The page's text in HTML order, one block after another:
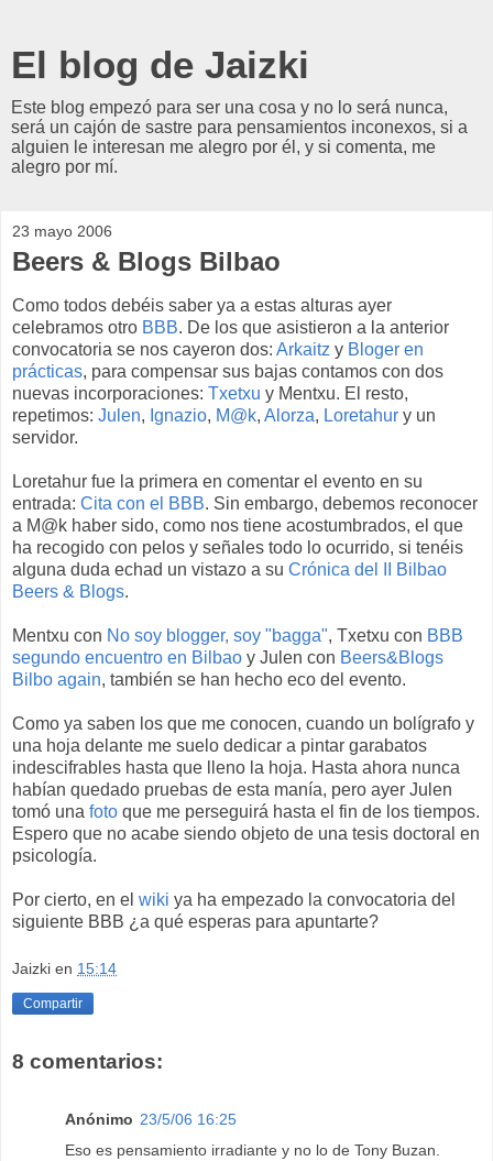
El blog de Jaizki
Este blog empezó para ser una cosa y no lo será nunca,
será un cajón de sastre para pensamientos inconexos, si a
alguien le interesan me alegro por él, y si comenta, me
alegro por mí.
23 mayo 2006
Beers & Blogs Bilbao
Como todos debéis saber ya a estas alturas ayer
celebramos otro BBB. De los que asistieron a la anterior
convocatoria se nos cayeron dos: Arkaitz y Bloger en
prácticas, para compensar sus bajas contamos con dos
nuevas incorporaciones: Txetxu y Mentxu. El resto,
repetimos: Julen, Ignazio, M@k, Alorza, Loretahur y un
servidor.
Loretahur fue la primera en comentar el evento en su
entrada: Cita con el BBB. Sin embargo, debemos reconocer
a M@k haber sido, como nos tiene acostumbrados, el que
ha recogido con pelos y señales todo lo ocurrido, si tenéis
alguna duda echad un vistazo a su Crónica del II Bilbao
Beers & Blogs.
Mentxu con No soy blogger, soy "bagga", Txetxu con BBB
segundo encuentro en Bilbao y Julen con Beers&Blogs
Bilbo again, también se han hecho eco del evento.
Como ya saben los que me conocen, cuando un bolígrafo y
una hoja delante me suelo dedicar a pintar garabatos
indescifrables hasta que lleno la hoja. Hasta ahora nunca
habían quedado pruebas de esta manía, pero ayer Julen
tomó una foto que me perseguirá hasta el fin de los tiempos.
Espero que no acabe siendo objeto de una tesis doctoral en
psicología.
Por cierto, en el wiki ya ha empezado la convocatoria del
siguiente BBB ¿a qué esperas para apuntarte?
Jaizki en 15:14
Compartir
8 comentarios:
Anónimo 23/5/06 16:25
Eso es pensamiento irradiante y no lo de Tony Buzan.